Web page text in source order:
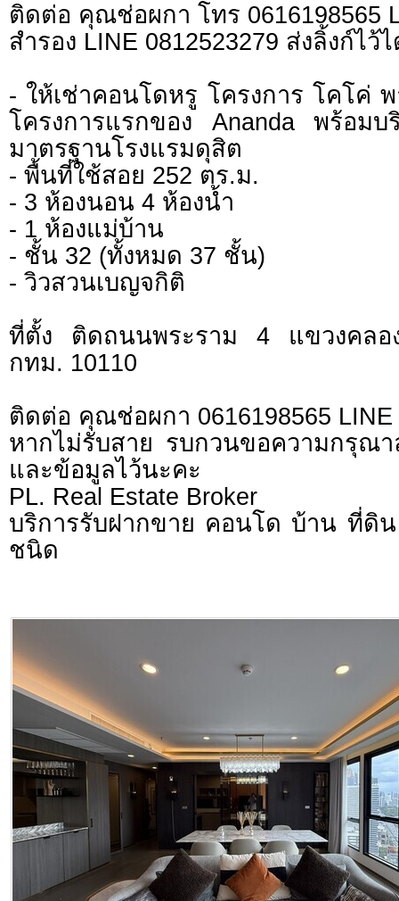
ติดต่อ คุณช่อผกา โทร 0616198565
สำรอง LINE 0812523279 ส่งลิ้งก์ไว้ไ
- ให้เช่าคอนโดหรู โครงการ โคโค่
โครงการแรกของ Ananda พร้อม
มาตรฐานโรงแรมดุสิต
- พื้นที่ใช้สอย 252 ตร.ม.
- 3 ห้องนอน 4 ห้องน้ำ
- 1 ห้องแม่บ้าน
- ชั้น 32 (ทั้งหมด 37 ชั้น)
- วิวสวนเบญจกิติ
ที่ตั้ง ติดถนนพระราม 4 แขวงคลอง
กทม. 10110
ติดต่อ คุณช่อผกา 0616198565 LINE
หากไม่รับสาย รบกวนขอความกรุณ
และข้อมูลไว้นะคะ
PL. Real Estate Broker
บริการรับฝากขาย คอนโด บ้าน ที่ดิ
ชนิด